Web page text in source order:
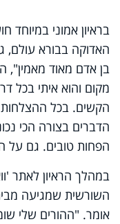
בראיון אמוני
האדוקה בבורא עולם,
בן אדם מאוד מאמין",
מקום והוא איתי בכל
הקשים. בכל ההצלחות
הדברים בצורה הכי
הפחות טובים. גם על
במהלך הראיון לאתר
השורשית שמגיעה
אומר. "ההורים שלי